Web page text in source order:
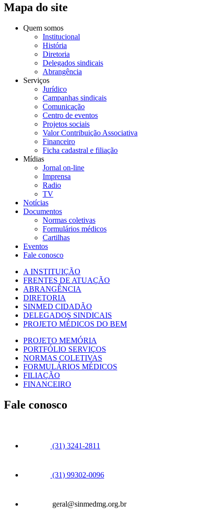
Mapa do site
Quem somos
Institucional
História
Diretoria
Delegados sindicais
Abrangência
Serviços
Jurídico
Campanhas sindicais
Comunicação
Centro de eventos
Projetos sociais
Valor Contribuição Associativa
Financeiro
Ficha cadastral e filiação
Mídias
Jornal on-line
Imprensa
Radio
TV
Notícias
Documentos
Normas coletivas
Formulários médicos
Cartilhas
Eventos
Fale conosco
A INSTITUIÇÃO
FRENTES DE ATUAÇÃO
ABRANGÊNCIA
DIRETORIA
SINMED CIDADÃO
DELEGADOS SINDICAIS
PROJETO MÉDICOS DO BEM
PROJETO MEMÓRIA
PORTFÓLIO SERVIÇOS
NORMAS COLETIVAS
FORMULÁRIOS MÉDICOS
FILIAÇÃO
FINANCEIRO
Fale conosco
(31) 3241-2811
(31) 99302-0096
geral@sinmedmg.org.br